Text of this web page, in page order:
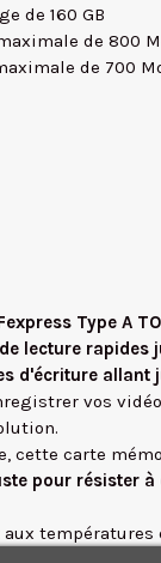
de 160 GB
de 800
de 700
Type A
lecture rapides
d'écriture allant
vos
cette carte
pour résister à
températures